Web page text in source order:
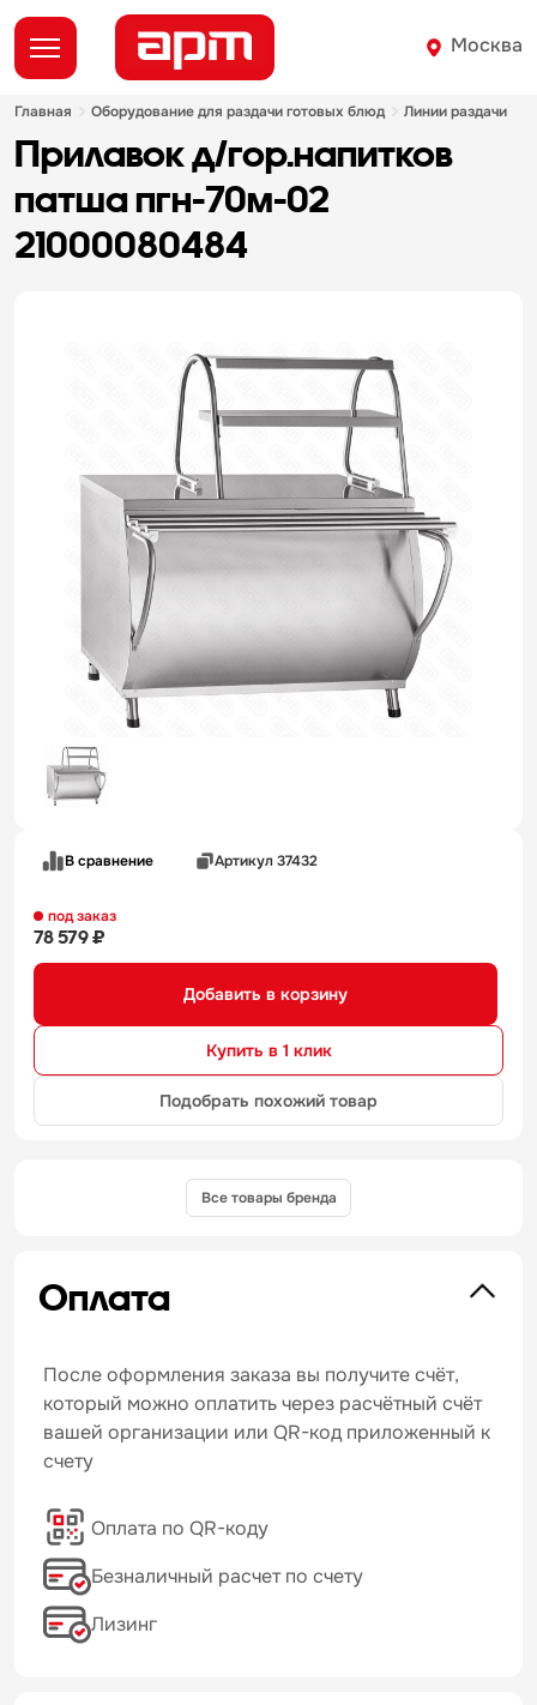
Москва
главная оборудование для раздачи готовых блюд линии раздачи
прилавок д/гор.напитков
патша пгн-70м-02
21000080484
В сравнение Артикул 37432
под заказ
78 579 ₽
Добавить в корзину
Купить в 1 клик
Подобрать похожий товар
Все товары бренда
Оплата
После оформления заказа вы получите счёт,
который можно оплатить через расчётный счёт
вашей организации или QR-код приложенный к
счету
Оплата по QR-коду
Безналичный расчет по счету
Лизинг